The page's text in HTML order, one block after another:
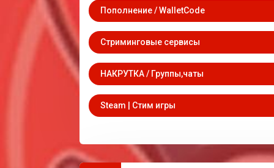
Пополнение / WalletCode
Стриминговые сервисы
НАКРУТКА / Группы,чаты
Steam | Стим игры